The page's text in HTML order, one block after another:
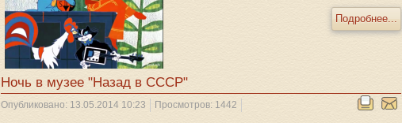
Подробнее...
Ночь в музее "Назад в СССР"
Опубликовано: 13.05.2014 10:23 Просмотров: 1442